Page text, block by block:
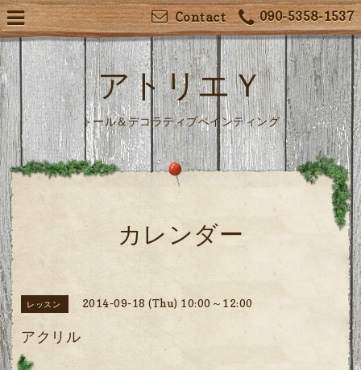
090-5358-1537
Contact
アトリエＹ
トール＆デコラティブペインティング
カレンダー
レッスン 2014-09-18 (Thu) 10:00～12:00
アクリル